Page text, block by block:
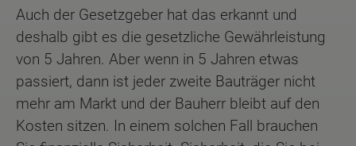
Auch der Gesetzgeber hat das erkannt und
deshalb gibt es die gesetzliche Gewährleistung
von 5 Jahren. Aber wenn in 5 Jahren etwas
passiert, dann ist jeder zweite Bauträger nicht
mehr am Markt und der Bauherr bleibt auf den
Kosten sitzen. In einem solchen Fall brauchen